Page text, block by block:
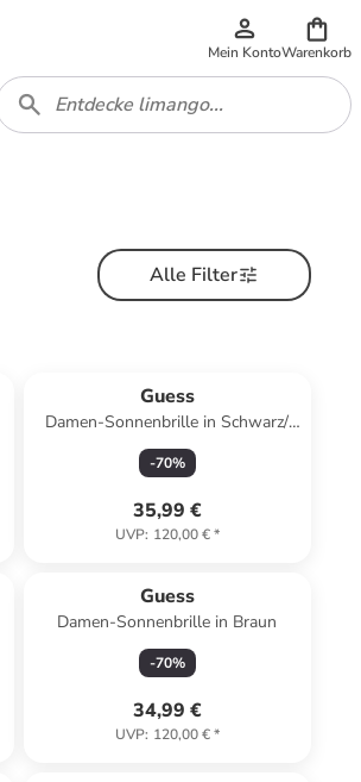
Mein KontoWarenkorb
Alle Filter
Guess
Damen-Sonnenbrille in Schwarz/
Gold
-70%
35,99 €
UVP: 120,00 €*
Guess
Damen-Sonnenbrille in Braun
-70%
34,99 €
UVP: 120,00 €*